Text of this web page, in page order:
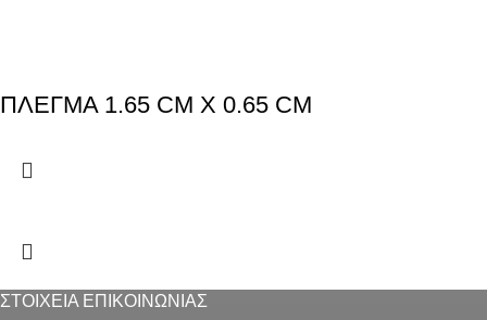
ΠΛΕΓΜΑ 1.65 CM X 0.65 CM
ΣΤΟΙΧΕΙΑ ΕΠΙΚΟΙΝΩΝΙΑΣ